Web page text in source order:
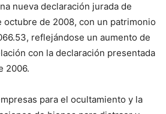
nueva declaración jurada de
octubre de 2008, con un patrimonio
reflejándose un aumento de
con la declaración presentada
2006.
para el ocultamiento y la